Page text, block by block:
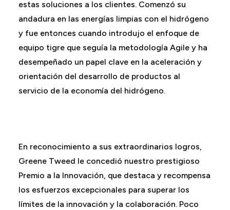
estas soluciones a los clientes. Comenzó su
andadura en las energías limpias con el hidrógeno
y fue entonces cuando introdujo el enfoque de
equipo tigre que seguía la metodología Agile y ha
desempeñado un papel clave en la aceleración y
orientación del desarrollo de productos al
servicio de la economía del hidrógeno.
En reconocimiento a sus extraordinarios logros,
Greene Tweed le concedió nuestro prestigioso
Premio a la Innovación, que destaca y recompensa
los esfuerzos excepcionales para superar los
límites de la innovación y la colaboración. Poco